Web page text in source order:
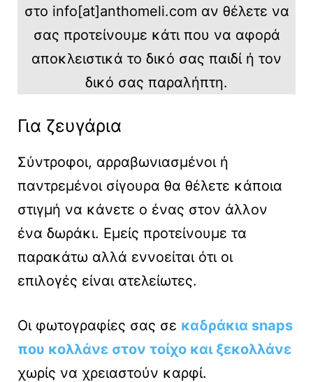
στο info[at]anthomeli.com αν θέλετε να
σας προτείνουμε κάτι που να αφορά
αποκλειστικά το δικό σας παιδί ή τον
δικό σας παραλήπτη.
Για ζευγάρια
Σύντροφοι, αρραβωνιασμένοι ή
παντρεμένοι σίγουρα θα θέλετε κάποια
στιγμή να κάνετε ο ένας στον άλλον
ένα δωράκι. Εμείς προτείνουμε τα
παρακάτω αλλά εννοείται ότι οι
επιλογές είναι ατελείωτες.
Οι φωτογραφίες σας σε καδράκια snaps
που κολλάνε στον τοίχο και ξεκολλάνε
χωρίς να χρειαστούν καρφί.